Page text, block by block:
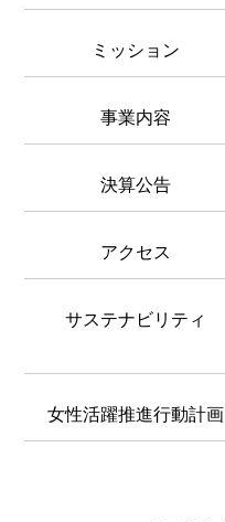
ミッション
事業内容
決算公告
アクセス
サステナビリティ
女性活躍推進行動計画